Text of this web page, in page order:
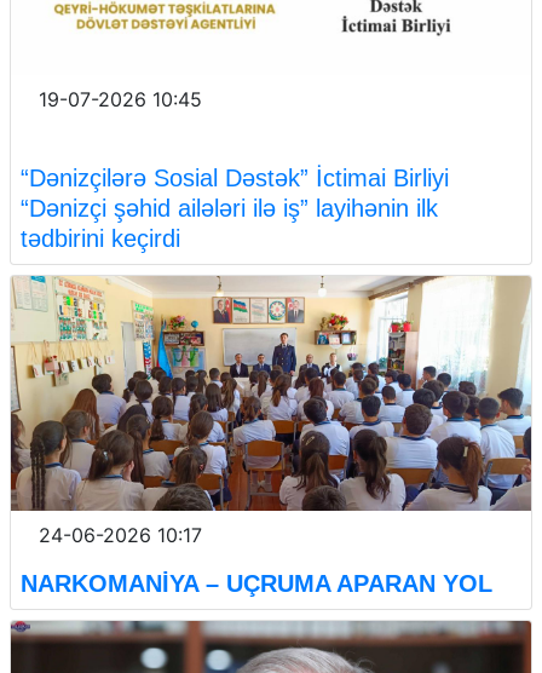
19-07-2026 10:45
“Dənizçilərə Sosial Dəstək” İctimai Birliyi
“Dənizçi şəhid ailələri ilə iş” layihənin ilk
tədbirini keçirdi
24-06-2026 10:17
NARKOMANİYA – UÇRUMA APARAN YOL